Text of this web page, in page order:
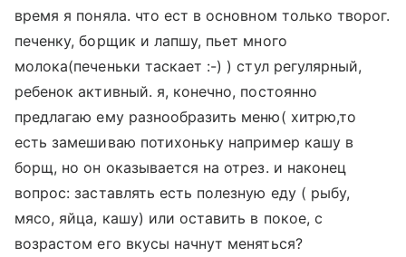
время я поняла. что ест в основном только творог.
печенку, борщик и лапшу, пьет много
молока(печеньки таскает :-) ) стул регулярный,
ребенок активный. я, конечно, постоянно
предлагаю ему разнообразить меню( хитрю,то
есть замешиваю потихоньку например кашу в
борщ, но он оказывается на отрез. и наконец
вопрос: заставлять есть полезную еду ( рыбу,
мясо, яйца, кашу) или оставить в покое, с
возрастом его вкусы начнут меняться?